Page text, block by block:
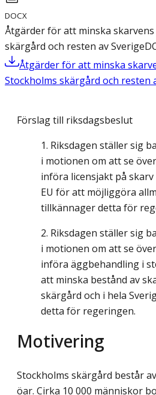
DOCX
Åtgärder för att minska
skärgård och resten av Sverige
Åtgärder för att minska
Stockholms skärgård och resten
Förslag till riksdagsbeslut
Riksdagen ställer sig
i motionen om att se
införa licensjakt på
EU för att möjliggöra
tillkännager detta för
Riksdagen ställer sig
i motionen om att se
införa äggbehandling i
att minska bestånd av
skärgård och i hela
detta för regeringen.
Motivering
Stockholms skärgård består
öar. Cirka 10 000 människor